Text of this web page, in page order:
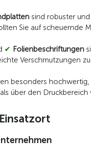
sind robuster und
Sie auf scheuernde
✔ Folienbeschriftungen
Verschmutzungen
besonders hochwertig,
über den Druckbereich